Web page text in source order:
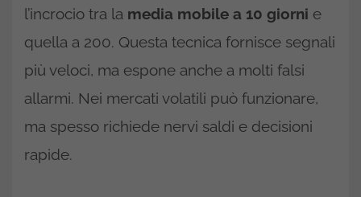
l’incrocio tra la media mobile a 10 giorni e
quella a 200. Questa tecnica fornisce segnali
più veloci, ma espone anche a molti falsi
allarmi. Nei mercati volatili può funzionare,
ma spesso richiede nervi saldi e decisioni
rapide.